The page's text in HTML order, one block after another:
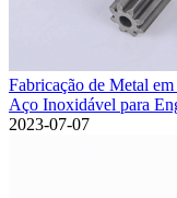
Fabricação de Metal
Aço Inoxidável para
2023-07-07